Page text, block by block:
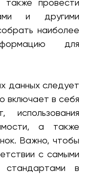
также провести
и другими
наиболее
для
данных следует
включает в себя
а также
Важно, чтобы
с самыми
стандартами в